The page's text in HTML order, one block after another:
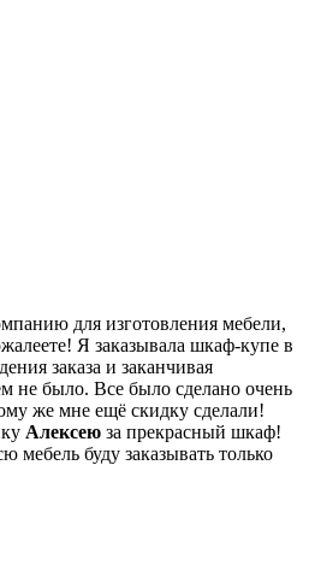
для изготовления мебели,
Я заказывала шкаф-купе в
заказа и заканчивая
не было. Все было сделано очень
же мне ещё скидку сделали!
Алексею за прекрасный шкаф!
мебель буду заказывать только